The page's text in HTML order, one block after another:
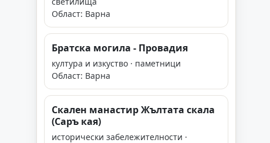
Област: Варна
Братска могила - Провадия
култура и изкуство · паметници
Област: Варна
Скален манастир Жълтата скала
(Саръ кая)
исторически забележителности ·